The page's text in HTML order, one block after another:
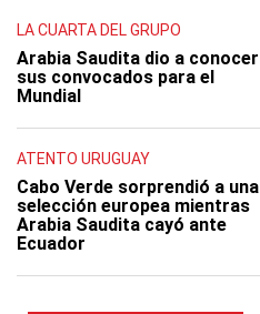
LA CUARTA DEL GRUPO
Arabia Saudita dio a conocer
sus convocados para el
Mundial
ATENTO URUGUAY
Cabo Verde sorprendió a una
selección europea mientras
Arabia Saudita cayó ante
Ecuador